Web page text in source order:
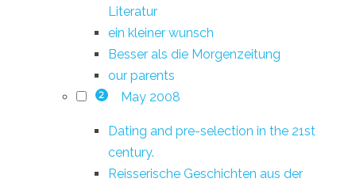
Literatur
ein kleiner wunsch
Besser als die Morgenzeitung
our parents
2 May 2008
Dating and pre-selection in the 21st
century.
Reisserische Geschichten aus der